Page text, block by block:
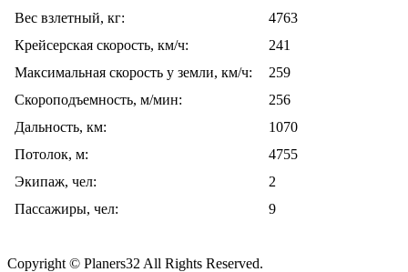
Вес взлетный, кг:
4763
Крейсерская скорость, км/ч:
241
Максимальная скорость у земли, км/ч:
259
Скороподъемность, м/мин:
256
Дальность, км:
1070
Потолок, м:
4755
Экипаж, чел:
2
Пассажиры, чел:
9
Copyright © Planers32 All Rights Reserved.